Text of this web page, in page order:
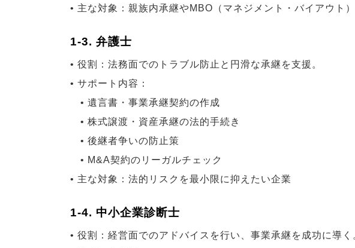
• 主な対象：親族内承継やMBO（マネジメント・バイアウト
1-3. 弁護士
• 役割：法務面でのトラブル防止と円滑な承継を支援。
• サポート内容：
• 遺言書・事業承継契約の作成
• 株式譲渡・資産承継の法的手続き
• 後継者争いの防止策
• M&A契約のリーガルチェック
• 主な対象：法的リスクを最小限に抑えたい企業
1-4. 中小企業診断士
• 役割：経営面でのアドバイスを行い、事業承継を成功に導く